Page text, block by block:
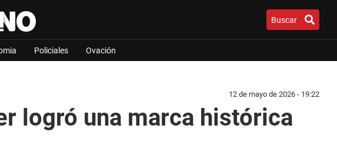
Buscar
Policiales Ovación
12 de mayo de 2026 - 19:22
logró una marca histórica